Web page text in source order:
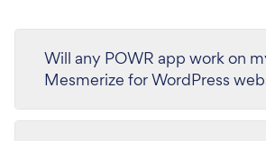
Will any POWR app work on
Mesmerize for WordPress